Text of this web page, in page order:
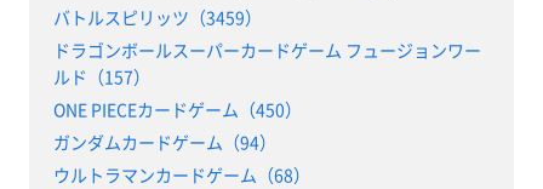
バトルスピリッツ（3459）
ドラゴンボールスーパーカードゲーム フュージョンワー
ルド（157）
ONE PIECEカードゲーム（450）
ガンダムカードゲーム（94）
ウルトラマンカードゲーム（68）